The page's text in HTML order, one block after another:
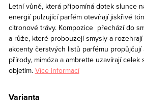
Letní vůně, která připomíná dotek slunce
energií pulzující parfém otevírají jiskřivé
citronové trávy. Kompozice přechází do
a růže, které probouzejí smysly a
akcenty čerstvých listů parfému propůjčují
přírody, mimóza a ambrette uzavírají celek
objetím. Více informací
Varianta